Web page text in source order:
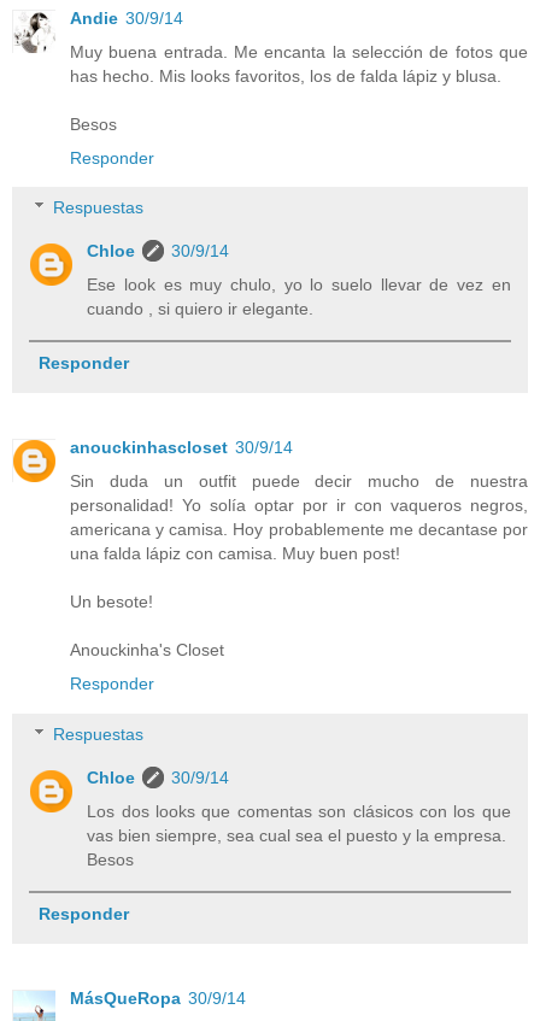
Andie 30/9/14
Muy buena entrada. Me encanta la selección de fotos que
has hecho. Mis looks favoritos, los de falda lápiz y blusa.
Besos
Responder
Respuestas
Chloe
30/9/14
Ese look es muy chulo, yo lo suelo llevar de vez en
cuando , si quiero ir elegante.
Responder
anouckinhascloset 30/9/14
Sin duda un outfit puede decir mucho de nuestra
personalidad! Yo solía optar por ir con vaqueros negros,
americana y camisa. Hoy probablemente me decantase por
una falda lápiz con camisa. Muy buen post!
Un besote!
Anouckinha's Closet
Responder
Respuestas
Chloe
30/9/14
Los dos looks que comentas son clásicos con los que
vas bien siempre, sea cual sea el puesto y la empresa.
Besos
Responder
MásQueRopa 30/9/14